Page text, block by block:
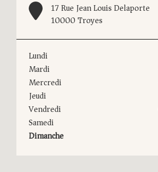
17 Rue Jean Louis Delaporte
10000 Troyes
Lundi
Mardi
Mercredi
Jeudi
Vendredi
Samedi
Dimanche